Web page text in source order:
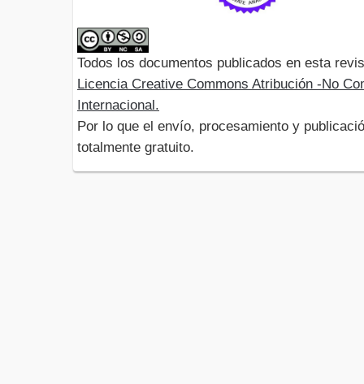
Todos los documentos publicados en esta
Licencia Creative Commons Atribución -No
Internacional.
Por lo que el envío, procesamiento y
totalmente gratuito.